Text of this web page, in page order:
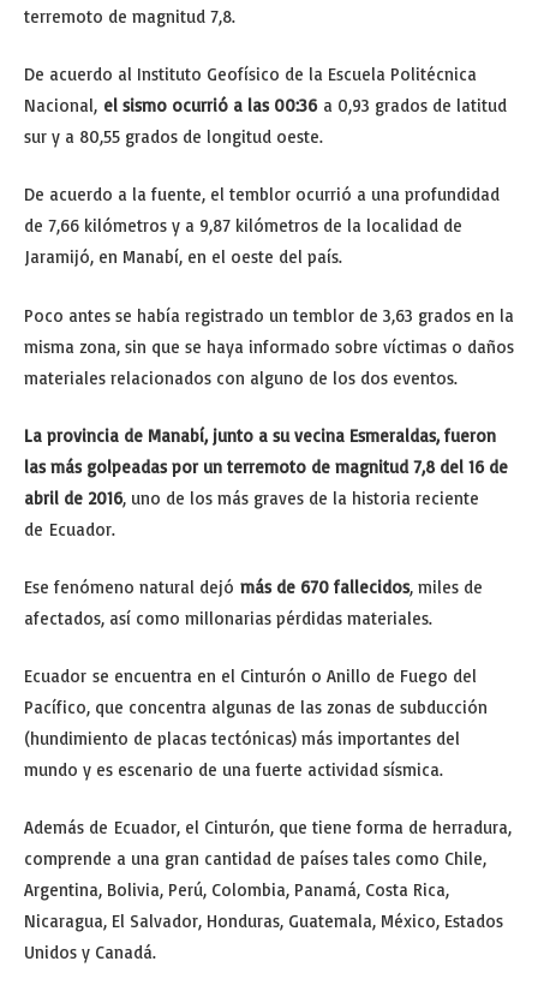
terremoto de magnitud 7,8.
De acuerdo al Instituto Geofísico de la Escuela Politécnica
Nacional, el sismo ocurrió a las 00:36a 0,93 grados de latitud
sur y a 80,55 grados de longitud oeste.
De acuerdo a la fuente, el temblor ocurrió a una profundidad
de 7,66 kilómetros y a 9,87 kilómetros de la localidad de
Jaramijó, en Manabí, en el oeste del país.
Poco antes se había registrado un temblor de 3,63 grados en la
misma zona, sin que se haya informado sobre víctimas o daños
materiales relacionados con alguno de los dos eventos.
La provincia de Manabí, junto a su vecina Esmeraldas, fueron
las más golpeadas por un terremoto de magnitud 7,8 del 16 de
abril de 2016, uno de los más graves de la historia reciente
de Ecuador.
Ese fenómeno natural dejó más de 670 fallecidos, miles de
afectados, así como millonarias pérdidas materiales.
Ecuador se encuentra en el Cinturón o Anillo de Fuego del
Pacífico, que concentra algunas de las zonas de subducción
(hundimiento de placas tectónicas) más importantes del
mundo y es escenario de una fuerte actividad sísmica.
Además de Ecuador, el Cinturón, que tiene forma de herradura,
comprende a una gran cantidad de países tales como Chile,
Argentina, Bolivia, Perú, Colombia, Panamá, Costa Rica,
Nicaragua, El Salvador, Honduras, Guatemala, México, Estados
Unidos y Canadá.